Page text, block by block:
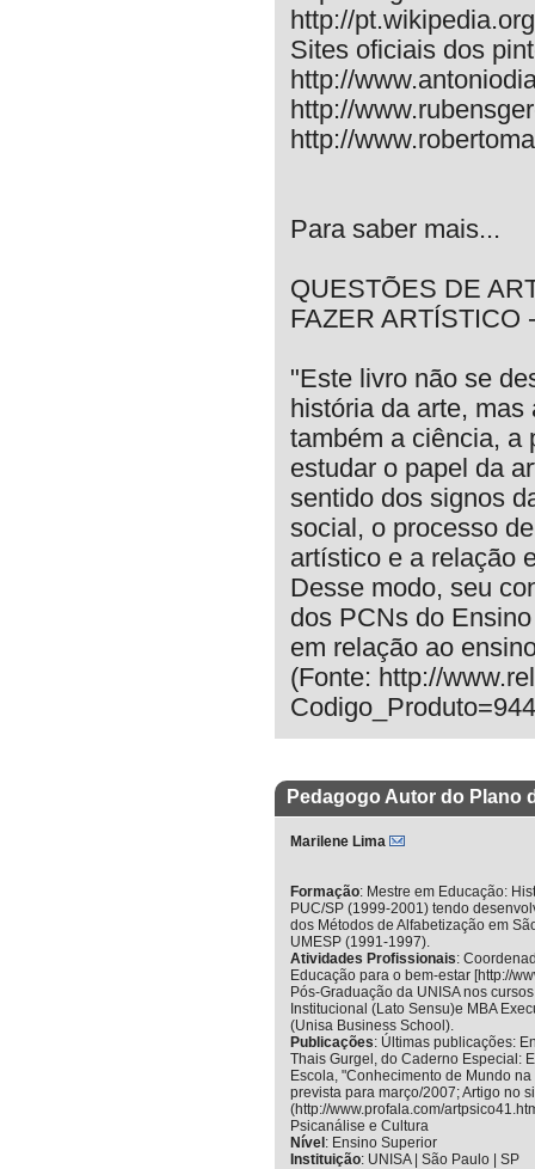
http://
Sites oficiais dos
http://
http://
http://
Para saber mais...
QUESTÕES DE
FAZER ARTÍSTICO
"Este livro não se
história da arte,
também a ciência, a
estudar o papel da
sentido dos signos
social, o processo
artístico e a relação
Desse modo, seu
dos PCNs do
em relação ao
(Fonte: http://
Pedagogo Autor do Plano
Marilene Lima
Formação: Mestre em Educação:
PUC/SP (1999-2001) tendo
dos Métodos de Alfabetização em
UMESP (1991-1997).
Atividades Profissionais:
Educação para o bem-estar [http://
Pós-Graduação da UNISA nos
Institucional (Lato Sensu)e MBA
(Unisa Business School).
Publicações: Últimas publicações:
Thais Gurgel, do Caderno Especial:
Escola, "Conhecimento de Mundo
prevista para março/2007; Artigo no
(http://www.profala.com/
Psicanálise e Cultura
Nível : Ensino Superior
Instituição: UNISA | São Paulo | SP